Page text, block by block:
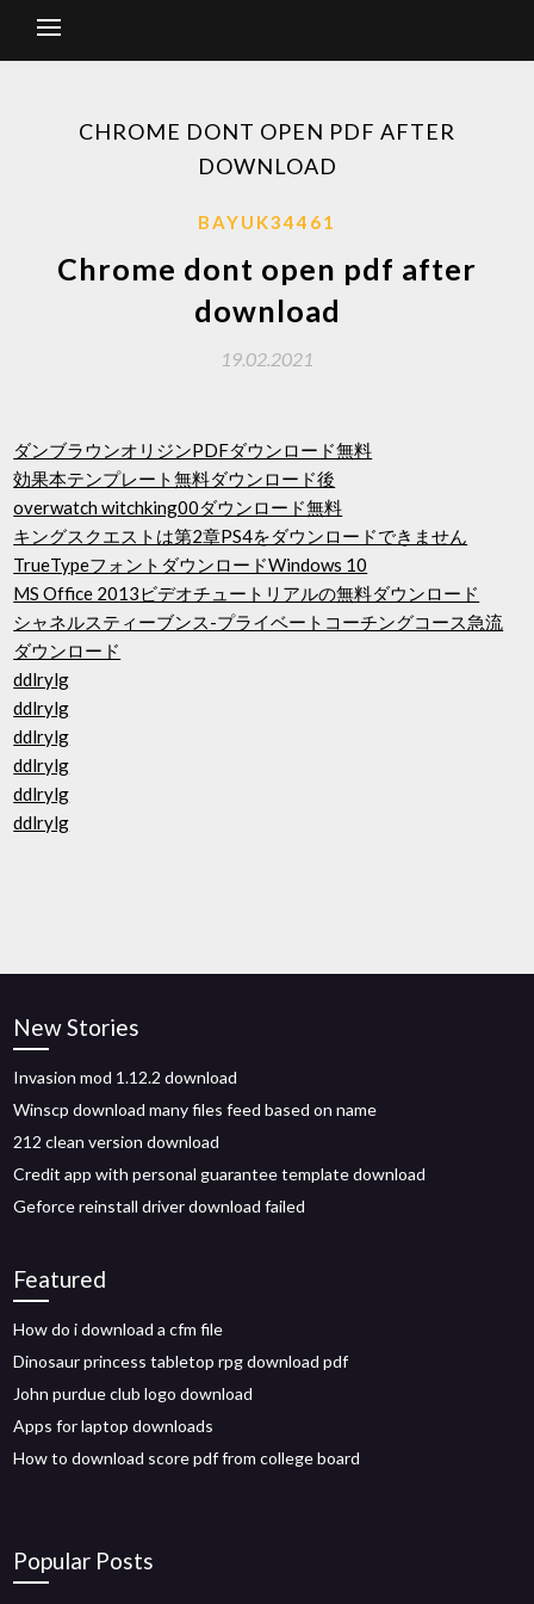
CHROME DONT OPEN PDF AFTER
DOWNLOAD
BAYUK34461
Chrome dont open pdf after
download
19.02.2021
ダンブラウンオリジンPDFダウンロード無料
効果本テンプレート無料ダウンロード後
overwatch witchking00ダウンロード無料
キングスクエストは第2章PS4をダウンロードできません
TrueTypeフォントダウンロードWindows 10
MS Office 2013ビデオチュートリアルの無料ダウンロード
シャネルスティーブンス-プライベートコーチングコース急流
ダウンロード
ddlrylg
ddlrylg
ddlrylg
ddlrylg
ddlrylg
ddlrylg
New Stories
Invasion mod 1.12.2 download
Winscp download many files feed based on name
212 clean version download
Credit app with personal guarantee template download
Geforce reinstall driver download failed
Featured
How do i download a cfm file
Dinosaur princess tabletop rpg download pdf
John purdue club logo download
Apps for laptop downloads
How to download score pdf from college board
Popular Posts